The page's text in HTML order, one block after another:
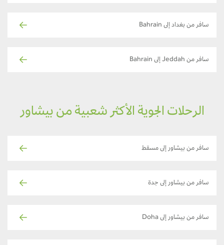
سافر من بغداد إلى Bahrain
سافر من Jeddah إلى Bahrain
الرحلات الجوية الأكثر شعبية من بيشاور
سافر من بيشاور إلى مسقط
سافر من بيشاور إلى جدة
سافر من بيشاور إلى Doha